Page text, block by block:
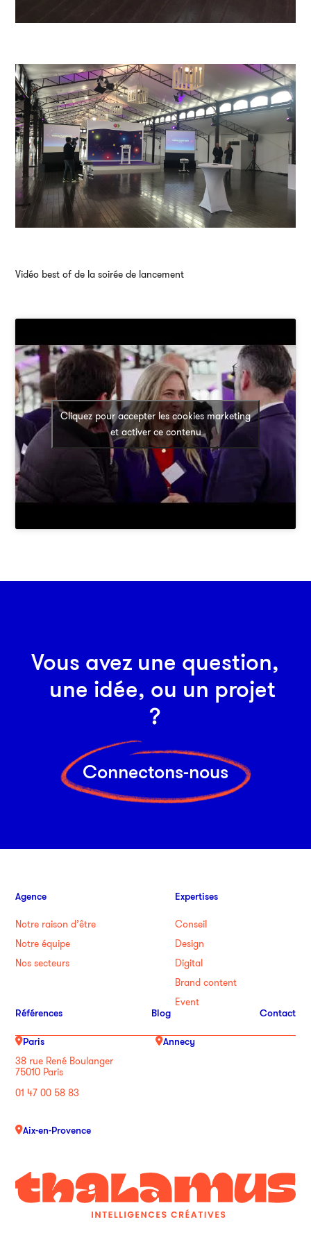
Vidéo best of de la soirée de lancement
Cliquez pour accepter les cookies marketing
et activer ce contenu
Vous avez une question,
une idée, ou un projet
?
Connectons-nous
Agence
Notre raison d’être
Notre équipe
Nos secteurs
Expertises
Conseil
Design
Digital
Brand content
Event
Références Blog Contact
Paris
38 rue René Boulanger
75010 Paris
01 47 00 58 83
Annecy
Aix-en-Provence